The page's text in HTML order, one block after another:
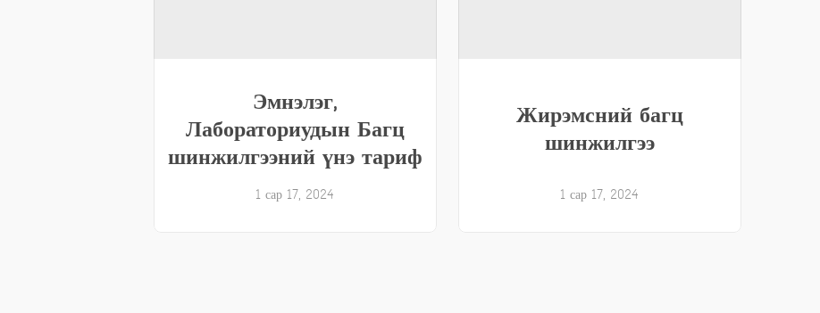
Эмнэлэг,
Лабораториудын Багц
шинжилгээний үнэ тариф
1 сар 17, 2024
Жирэмсний багц
шинжилгээ
1 сар 17, 2024